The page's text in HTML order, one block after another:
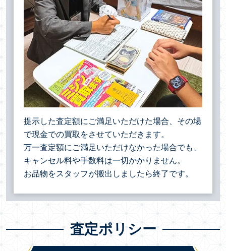
提示した査定額にご満足いただけた場合、その場
で現金での買取をさせていただきます。
万一査定額にご満足いただけなかった場合でも、
キャンセル料や手数料は一切かかりません。
お品物をスタッフが搬出しましたら終了です。
査定ポリシー